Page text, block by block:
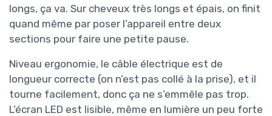
longs, ça va. Sur cheveux très longs et épais, on finit
quand même par poser l’appareil entre deux
sections pour faire une petite pause.
Niveau ergonomie, le câble électrique est de
longueur correcte (on n’est pas collé à la prise), et il
tourne facilement, donc ça ne s’emmêle pas trop.
L’écran LED est lisible, même en lumière un peu forte